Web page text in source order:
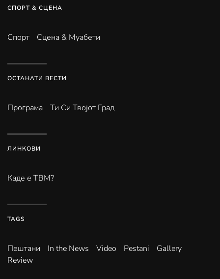
СПОРТ & СЦЕНА
Спорт Сцена & Муабети
ОСТАНАТИ ВЕСТИ
Програма Ти Си Твојот Град
ЛИНКОВИ
Каде е ТВМ?
TAGS
Пештани In the News Video Pestani
Gallery
Review